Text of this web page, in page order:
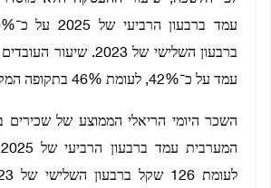
ברבעון השלישי של 2023.
עמד על כ־42%, לעומת 46% בתקופה המקבילה.
השכר היומי הריאלי הממוצע של שכירים